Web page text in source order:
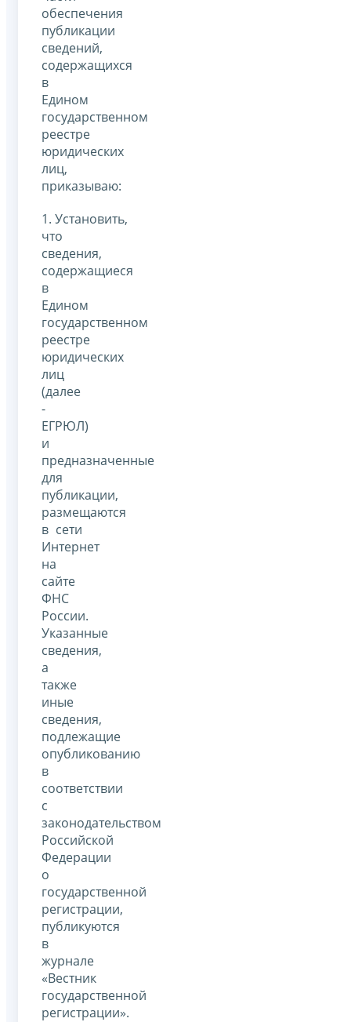
обеспечения
публикации
сведений,
содержащихся
в
Едином
государственном
реестре
юридических
лиц,
приказываю:
1. Установить,
что
сведения,
содержащиеся
в
Едином
государственном
реестре
юридических
лиц
(далее
-
ЕГРЮЛ)
и
предназначенные
для
публикации,
размещаются
в сети
Интернет
на
сайте
ФНС
России.
Указанные
сведения,
а
также
иные
сведения,
подлежащие
опубликованию
в
соответствии
с
законодательством
Российской
Федерации
о
государственной
регистрации,
публикуются
в
журнале
«Вестник
государственной
регистрации».